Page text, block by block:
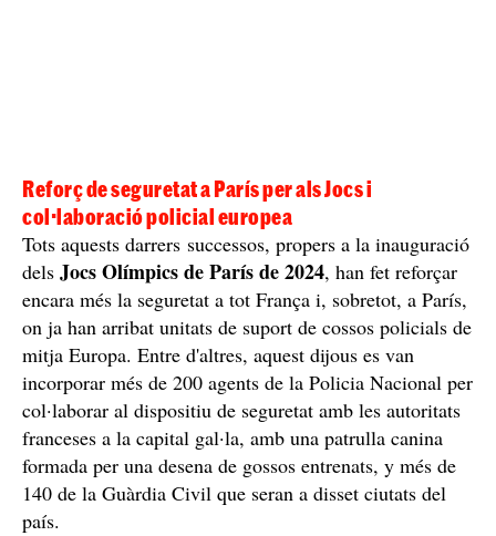
Reforç de seguretat a París per als Jocs i
col·laboració policial europea
Tots aquests darrers successos, propers a la inauguració
dels Jocs Olímpics de París de 2024, han fet reforçar
encara més la seguretat a tot França i, sobretot, a París,
on ja han arribat unitats de suport de cossos policials de
mitja Europa. Entre d'altres, aquest dijous es van
incorporar més de 200 agents de la Policia Nacional per
col·laborar al dispositiu de seguretat amb les autoritats
franceses a la capital gal·la, amb una patrulla canina
formada per una desena de gossos entrenats, y més de
140 de la Guàrdia Civil que seran a disset ciutats del
país.